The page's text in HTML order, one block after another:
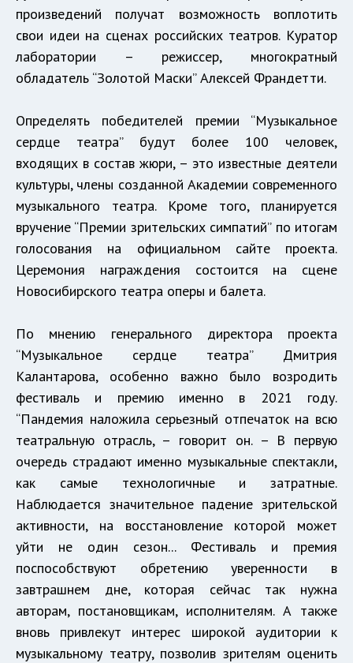
произведений получат возможность воплотить
свои идеи на сценах российских театров. Куратор
лаборатории – режиссер, многократный
обладатель “Золотой Маски” Алексей Франдетти.
Определять победителей премии “Музыкальное
сердце театра” будут более 100 человек,
входящих в состав жюри, – это известные деятели
культуры, члены созданной Академии современного
музыкального театра. Кроме того, планируется
вручение “Премии зрительских симпатий” по итогам
голосования на официальном сайте проекта.
Церемония награждения состоится на сцене
Новосибирского театра оперы и балета.
По мнению генерального директора проекта
“Музыкальное сердце театра” Дмитрия
Калантарова, особенно важно было возродить
фестиваль и премию именно в 2021 году.
“Пандемия наложила серьезный отпечаток на всю
театральную отрасль, – говорит он. – В первую
очередь страдают именно музыкальные спектакли,
как самые технологичные и затратные.
Наблюдается значительное падение зрительской
активности, на восстановление которой может
уйти не один сезон... Фестиваль и премия
поспособствуют обретению уверенности в
завтрашнем дне, которая сейчас так нужна
авторам, постановщикам, исполнителям. А также
вновь привлекут интерес широкой аудитории к
музыкальному театру, позволив зрителям оценить